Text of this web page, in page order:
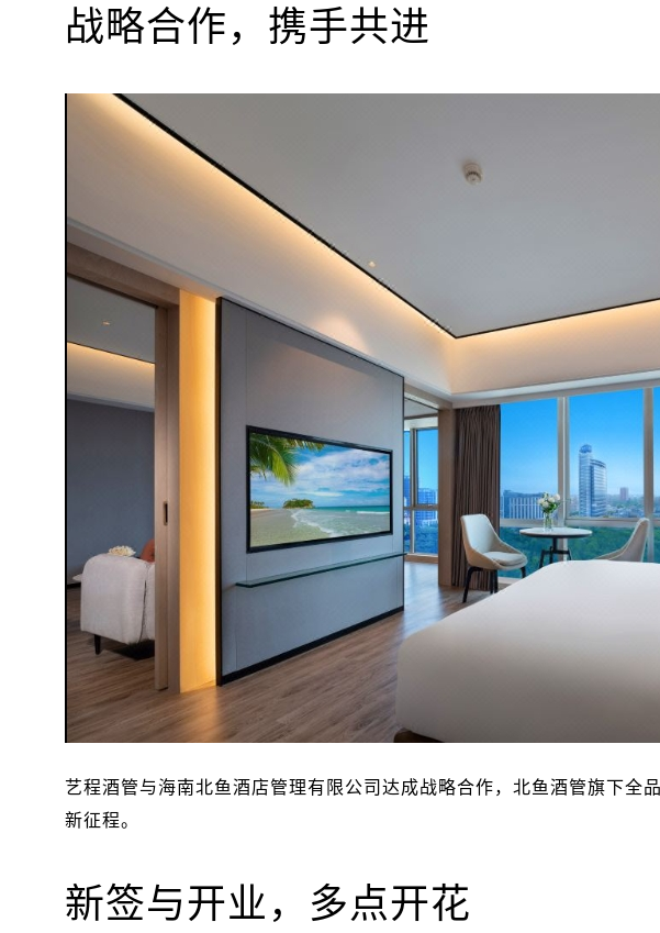
战略合作，携手共进
艺程酒管与海南北鱼酒店管理有限公司达成战略合作，北鱼酒管旗下
新征程。
新签与开业，多点开花